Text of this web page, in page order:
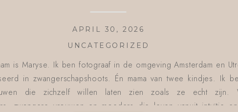
is Maryse. Ik ben fotograaf in de omgeving Amsterdam en
in zwangerschapshoots. Én mama van twee kindjes. Ik
die zichzelf willen laten zien zoals ze echt zijn.
zwangere vrouwen en moeders die leven vanuit intuïtie
UNCATEGORIZED
APRIL 30, 2026